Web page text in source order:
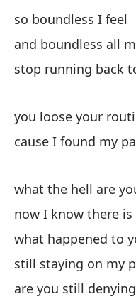
so boundless I feel
and boundless all
stop running back
you loose your
cause I found my
what the hell are
now I know there
what happened to
still staying on my
are you still denying